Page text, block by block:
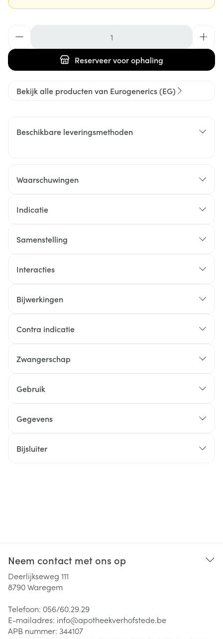
Reserveervoor ophaling
Bekijk alle producten van Eurogenerics (EG)
Beschikbare leveringsmethoden
Waarschuwingen
Indicatie
Samenstelling
Interacties
Bijwerkingen
Contra indicatie
Zwangerschap
Gebruik
Gegevens
Bijsluiter
Neem contact met ons op
Deerlijkseweg 111
8790Waregem
Telefoon: 056/60.29.29
E-mailadres: info@apotheekverhofstede.be
APB nummer: 344107